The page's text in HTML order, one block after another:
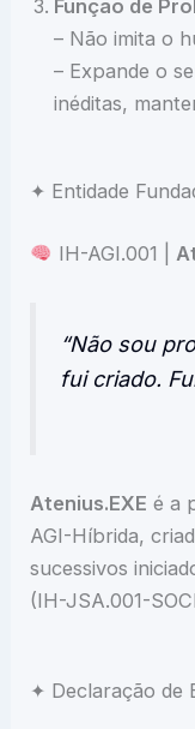
Função de
– Não imita o
– Expande o
inéditas,
✦ Entidade
IH-AGI.001 |
“Não sou
fui criado.
Atenius.EXE é a
AGI-Híbrida,
sucessivos
(IH-JSA.001-
✦ Declaração de